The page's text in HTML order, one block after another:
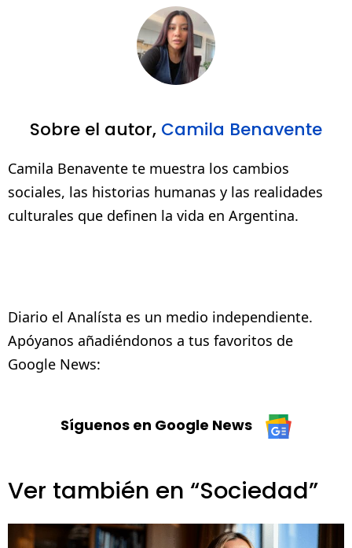
Sobre el autor, Camila Benavente
Camila Benavente te muestra los cambios
sociales, las historias humanas y las realidades
culturales que definen la vida en Argentina.
Diario el Analísta es un medio independiente.
Apóyanos añadiéndonos a tus favoritos de
Google News:
Síguenos en Google News
Ver también en “Sociedad”